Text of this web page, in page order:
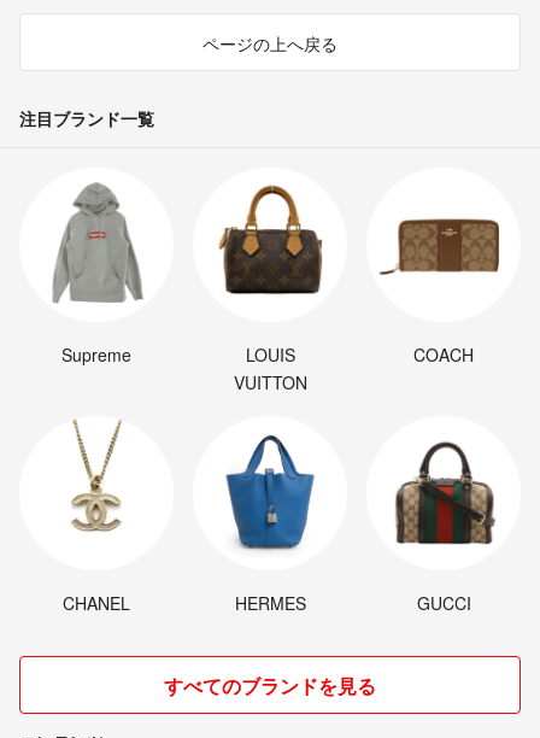
ページの上へ戻る
注目ブランド一覧
Supreme
LOUIS
VUITTON
COACH
CHANEL HERMES GUCCI
すべてのブランドを見る